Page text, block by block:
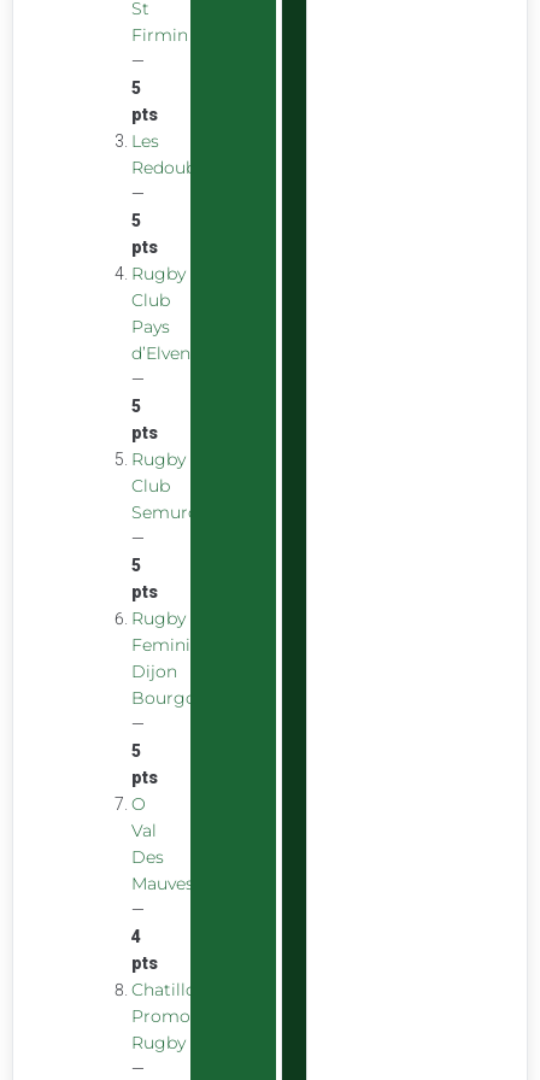
St
Firmin
—
5
pts
Les
Redoubstables
—
5
pts
Rugby
Club
Pays
d’Elven
—
5
pts
Rugby
Club
Semurois
—
5
pts
Rugby
Feminin
Dijon
Bourgogne
—
5
pts
O
Val
Des
Mauves
—
4
pts
Chatillon
Promotion
Rugby
—